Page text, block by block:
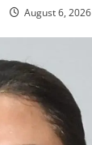
August 6, 2026